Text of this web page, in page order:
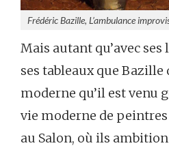
Frédéric Bazille, L’ambulance
Mais autant qu’avec ses
ses tableaux que
moderne qu’il est venu
vie moderne de
au Salon, où ils